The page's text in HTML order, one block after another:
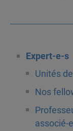
Expert-e-s
Unités
Nos
associé-